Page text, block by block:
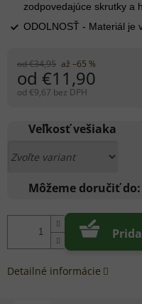
od €34,95 až –65 %
od €11,90
od €9,67 bez DPH
cena:
Veľkosť vešiaka
Môžeme doručiť do:
zodpovedajúce skrutky a
ODOLNOSŤ - Materiál je
Detailné informácie